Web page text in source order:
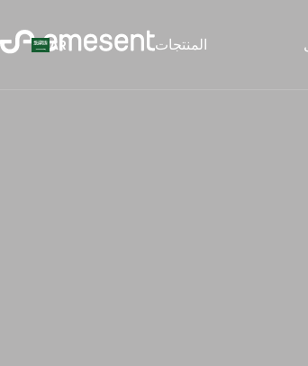
المنتجات AR